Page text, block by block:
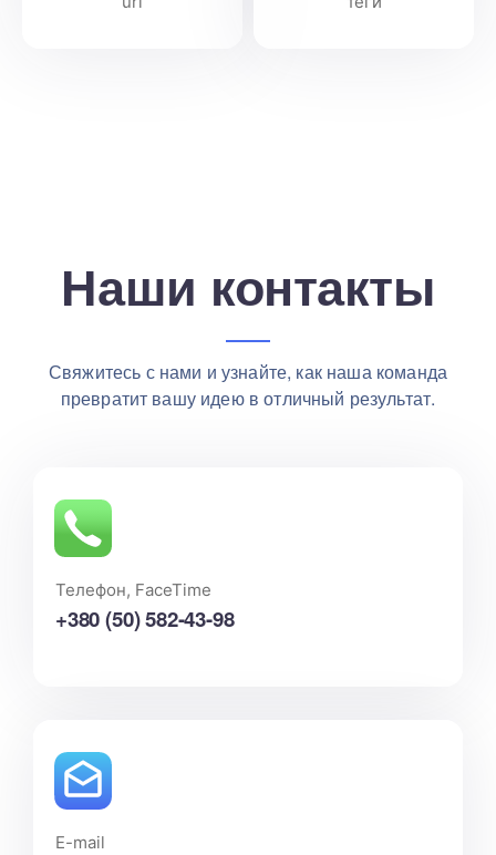
Наши контакты
Свяжитесь с нами и узнайте, как наша команда
превратит вашу идею в отличный результат.
+380 (50) 582-43-98
Телефон, FaceTime
E-mail